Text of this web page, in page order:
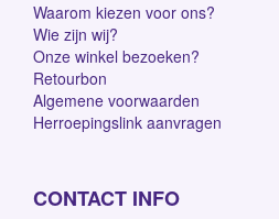
Waarom kiezen voor ons?
Wie zijn wij?
Onze winkel bezoeken?
Retourbon
Algemene voorwaarden
Herroepingslink aanvragen
CONTACT INFO